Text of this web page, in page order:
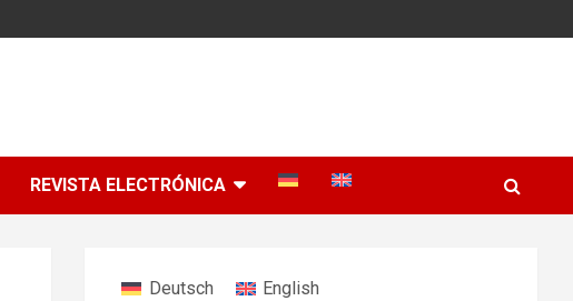
REVISTA ELECTRÓNICA
Deutsch English